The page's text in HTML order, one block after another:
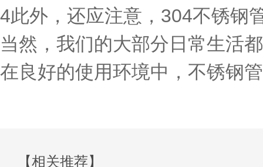
4此外，还应注意，304不锈钢
当然，我们的大部分日常生活
在良好的使用环境中，不锈钢
【相关推荐】